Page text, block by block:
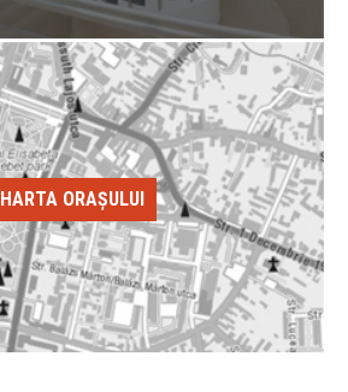
HARTA ORAȘULUI